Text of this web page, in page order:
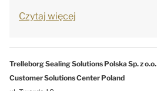
Czytaj więcej
Trelleborg Sealing Solutions Polska Sp. z o.o.
Customer Solutions Center Poland